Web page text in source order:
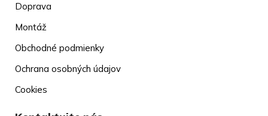
Doprava
Montáž
Obchodné podmienky
Ochrana osobných údajov
Cookies